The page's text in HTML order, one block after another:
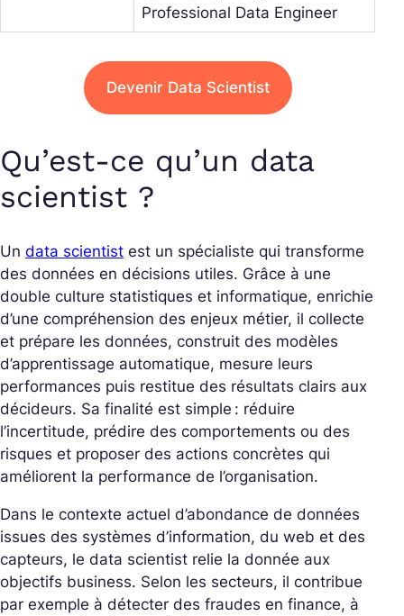
Professional Data Engineer
Devenir Data Scientist
Qu’est-ce qu’un data
scientist ?
Un data scientist est un spécialiste qui transforme
des données en décisions utiles. Grâce à une
double culture statistiques et informatique, enrichie
d’une compréhension des enjeux métier, il collecte
et prépare les données, construit des modèles
d’apprentissage automatique, mesure leurs
performances puis restitue des résultats clairs aux
décideurs. Sa finalité est simple : réduire
l’incertitude, prédire des comportements ou des
risques et proposer des actions concrètes qui
améliorent la performance de l’organisation.
Dans le contexte actuel d’abondance de données
issues des systèmes d’information, du web et des
capteurs, le data scientist relie la donnée aux
objectifs business. Selon les secteurs, il contribue
par exemple à détecter des fraudes en finance, à